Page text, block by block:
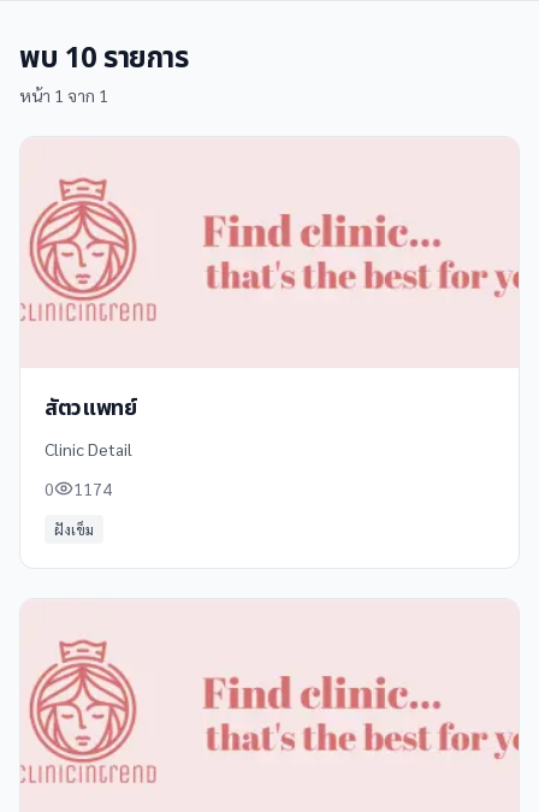
พบ 10รายการ
หน้า 1 จาก 1
สัตวแพทย์
Clinic Detail
0
1174
ฝังเข็ม